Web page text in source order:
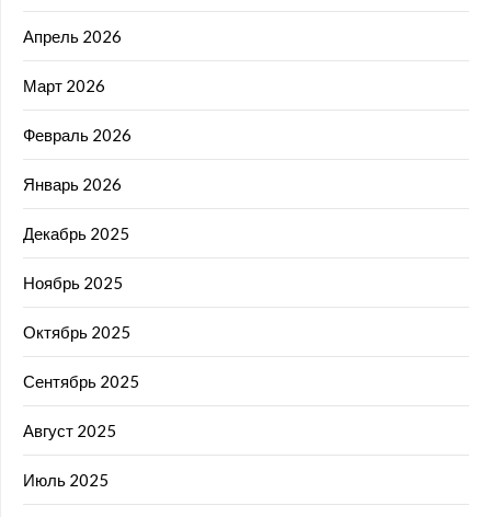
Апрель 2026
Март 2026
Февраль 2026
Январь 2026
Декабрь 2025
Ноябрь 2025
Октябрь 2025
Сентябрь 2025
Август 2025
Июль 2025